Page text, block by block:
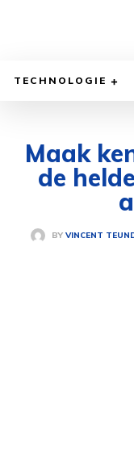
TECHNOLOGIE
Maak
de
BY VINCENT